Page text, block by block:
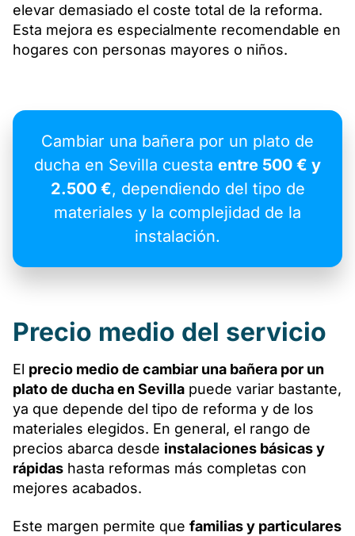
elevar demasiado el coste total de la reforma.
Esta mejora es especialmente recomendable en
hogares con personas mayores o niños.
Cambiar una bañera por un plato de
ducha en Sevilla cuesta entre 500 € y
2.500 €, dependiendo del tipo de
materiales y la complejidad de la
instalación.
Precio medio del servicio
El precio medio de cambiar una bañera por un
plato de ducha en Sevilla puede variar bastante,
ya que depende del tipo de reforma y de los
materiales elegidos. En general, el rango de
precios abarca desde instalaciones básicas y
rápidas hasta reformas más completas con
mejores acabados.
Este margen permite que familias y particulares